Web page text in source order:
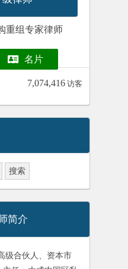
重组专家律师
名片
7,074,416 访客
简介
级合伙人、资本市